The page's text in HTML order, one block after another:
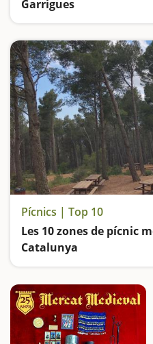
Garrigues
Pícnics | Top 10
Les 10 zones de pícnic
Catalunya